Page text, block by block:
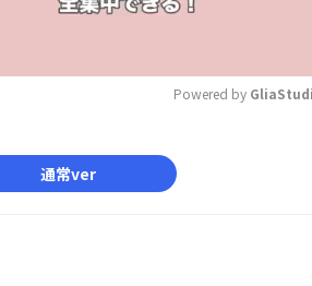
Powered by
通常ver